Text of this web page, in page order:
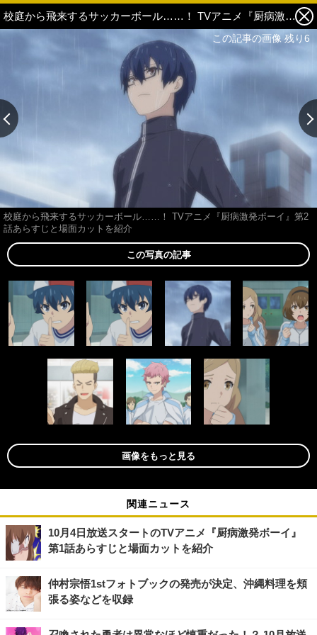
校庭から飛来するサッカーボール……！ TVアニメ『厨病激発ボーイ』第2話あらすじと場面カットを紹介 3枚目の写真・画像
校庭から飛来するサッカーボール……！ TVアニメ『厨病激発ボーイ』第2
話あらすじと場面カットを紹介
この写真の記事
画像をもっと見る
関連ニュース
10月4日放送スタートのTVアニメ『厨病激発ボーイ』
第1話あらすじと場面カットを紹介
仲村宗悟1stフォトブックの発売が決定、沖縄料理を頬
張る姿などを収録
この記事の画像 残り6